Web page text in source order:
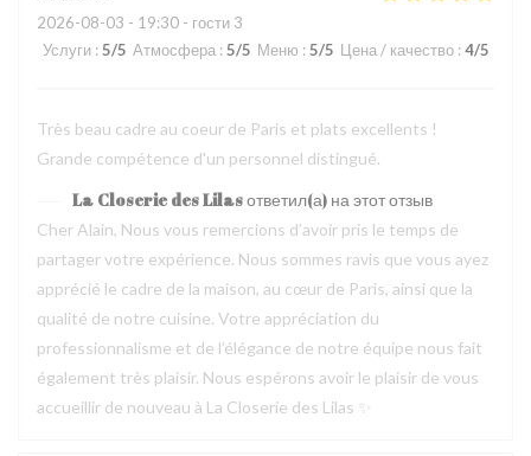
2026-08-03 - 19:30 - гости 3
Услуги : 5/5 Атмосфера : 5/5 Меню : 5/5 Цена / качество : 4/5
Très beau cadre au coeur de Paris et plats excellents !
Grande compétence d'un personnel distingué.
La Closerie des Lilasответил(а) на этот отзыв
Cher Alain, Nous vous remercions d’avoir pris le temps de
partager votre expérience. Nous sommes ravis que vous ayez
apprécié le cadre de la maison, au cœur de Paris, ainsi que la
qualité de notre cuisine. Votre appréciation du
professionnalisme et de l’élégance de notre équipe nous fait
également très plaisir. Nous espérons avoir le plaisir de vous
accueillir de nouveau à La Closerie des Lilas ✨